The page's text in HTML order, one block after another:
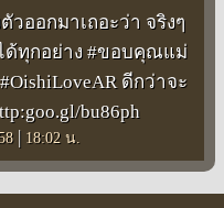
วออกมาเถอะว่า จริงๆ
ด้ทุกอย่าง #ขอบคุณแม่
ดีกว่าจะ
bu86ph
| 18:02 น.